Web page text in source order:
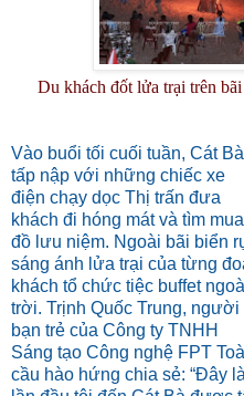
Du khách đốt lửa trại trên
Vào buổi tối cuối tuần, Cát Bà
tấp nập với những chiếc xe
điện chạy dọc Thị trấn đưa
khách đi hóng mát và tìm mua
đồ lưu niệm. Ngoài bãi biển
sáng ánh lửa trại của từng
khách tổ chức tiệc buffet
trời. Trịnh Quốc Trung, người
bạn trẻ của Công ty TNHH
Sáng tạo Công nghệ FPT
cầu hào hứng chia sẻ: “Đây là